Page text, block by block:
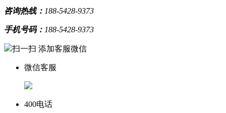
咨询热线： 188-5428-9373
手机号码： 188-5428-9373
扫一扫 添加客服微信
微信客服
400电话